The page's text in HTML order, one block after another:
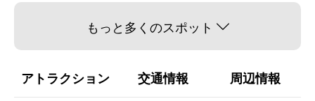
もっと多くのスポット
アトラクション 交通情報 周辺情報